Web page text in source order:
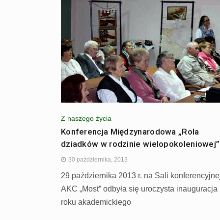
Z naszego życia
Konferencja Międzynarodowa „Rola
dziadków w rodzinie wielopokoleniowej”
30 października, 2013
29 października 2013 r. na Sali
AKC „Most” odbyła się uroczysta inauguracja
roku akademickiego